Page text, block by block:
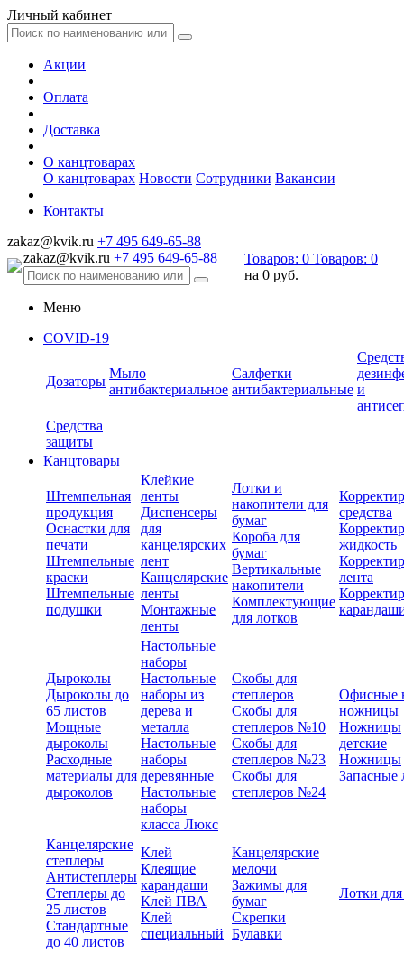
Личный кабинет
Акции
Оплата
Доставка
О канцтоварах
О канцтоварах Новости Сотрудники Вакансии
Контакты
zakaz@kvik.ru +7 495 649-65-88
zakaz@kvik.ru +7 495 649-65-88 Товаров: 0 Товаров: 0
на 0 руб.
Меню
COVID-19
Дозаторы
Мыло
антибактериальное
Салфетки
антибактериальные и
Средства
защиты
Канцтовары
Штемпельная
продукция
Оснастки для
печати
Штемпельные
краски
Штемпельные
подушки
Клейкие
ленты
Диспенсеры
для
канцелярских
лент
Канцелярские
ленты
Монтажные
ленты
Лотки и
накопители для
бумаг
Короба для
бумаг
Вертикальные
накопители
Комплектующие
для лотков
средства
жидкость
лента
Дыроколы
Дыроколы до
65 листов
Мощные
дыроколы
Расходные
материалы для
дыроколов
Настольные
наборы
Настольные
наборы из
дерева и
металла
Настольные
наборы
деревянные
Настольные
наборы
класса Люкс
Скобы для
степлеров
Скобы для
степлеров №10
Скобы для
степлеров №23
Скобы для
степлеров №24
Офисные
ножницы
Ножницы
детские
Ножницы
Запасные
Канцелярские
степлеры
Антистеплеры
Степлеры до
25 листов
Стандартные
до 40 листов
Клей
Клеящие
карандаши
Клей ПВА
Клей
специальный
Канцелярские
мелочи
Зажимы для
бумаг
Скрепки
Булавки
Лотки